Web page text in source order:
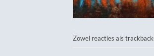
Zowel reacties als